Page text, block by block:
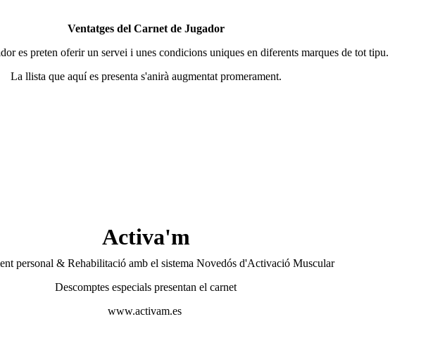
Ventatges del Carnet de Jugador
es preten oferir un servei i unes condicions uniques en diferents marques de tot tipu.
La llista que aquí es presenta s'anirà augmentat promerament.
Activa'm
personal & Rehabilitació amb el sistema Novedós d'Activació Muscular
Descomptes especials presentan el carnet
www.activam.es